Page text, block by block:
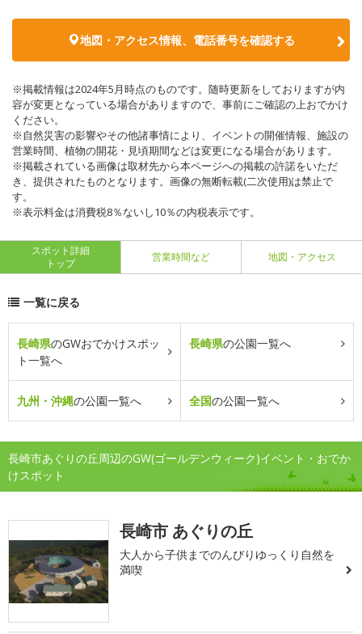
地図・アクセス情報、電話番号を確認する
※掲載情報は2024年5月時点のものです。随時更新をしておりますが内
容が変更となっている場合がありますので、事前にご確認の上おでかけ
ください。
※自然災害の影響やその他諸事情により、イベントの開催情報、施設の
営業時間、植物の開花・見頃期間などは変更になる場合があります。
※掲載されている画像は取材先から本ページへの掲載の許諾をいただ
き、提供されたものとなります。画像の無断転載(二次使用)は禁止で
す。
※表示料金は消費税8％ないし10％の内税表示です。
スポット詳細
トップ
営業時間など 地図・アクセス
一覧に戻る
長崎県のGWおでかけスポッ
ト一覧へ
長崎県の公園一覧へ
九州・沖縄の公園一覧へ 全国の公園一覧へ
長崎市あぐりの丘周辺のGW(ゴールデンウィーク)イベント・おでか
けスポット
長崎市 あぐりの丘
大人から子供までのんびりゆっくり自然を
満喫